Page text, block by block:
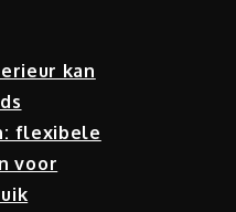
kan
flexibele
voor